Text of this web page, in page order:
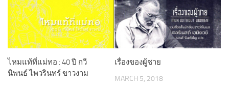
ไหมแท้ที่แม่ทอ : 40 ปี กวี
นิพนธ์ ไพวรินทร์ ขาวงาม
เรื่องของผู้ชาย
MARCH 5, 2018